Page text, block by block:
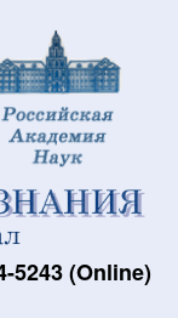
5243 (Online)